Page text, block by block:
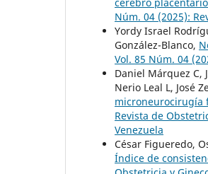
Núm. 04 (2025):
Yordy Israel
González-Blanco,
Vol. 85 Núm. 04
Daniel Márquez C,
Nerio Leal L, José
microneurocirugía
Revista de
Venezuela
César Figueredo,
Índice de